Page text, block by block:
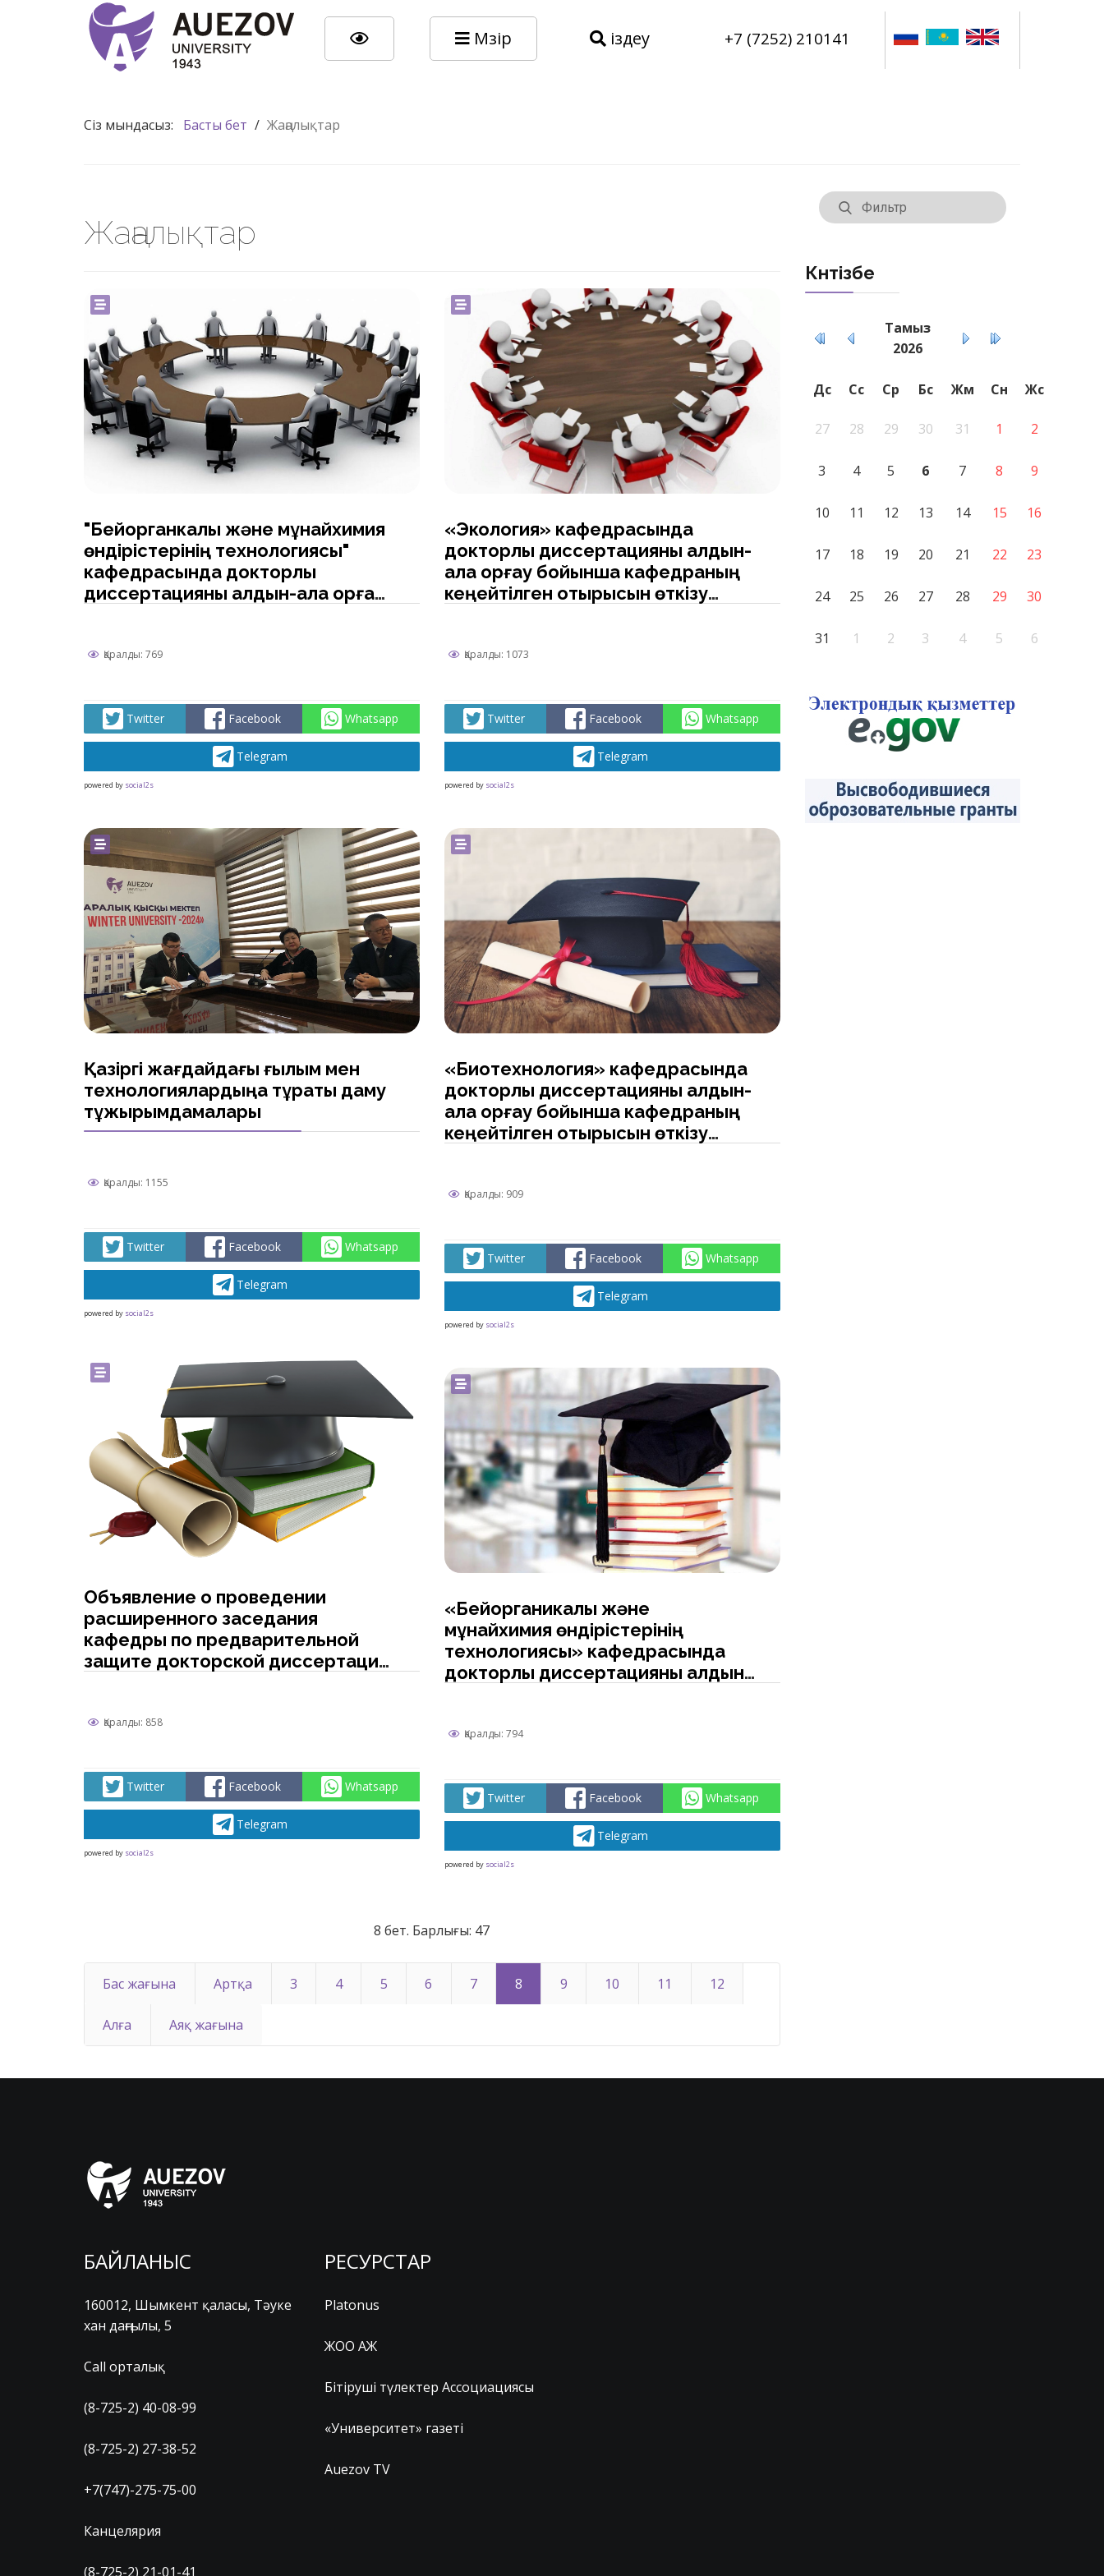
Мәзір іздеу +7 (7252) 210141
Сіз мындасыз: Басты бет / Жаңалықтар
Жаңалықтар
"Бейорганкалық және мұнайхимия
өндірістерінің технологиясы"
кафедрасында докторлық
диссертацияны алдын-ала қорғау
туралы хабарландыру
Қаралды: 769
Twitter Facebook Whatsapp
Telegram
powered by social2s
«Экология» кафедрасында
докторлық диссертацияны алдын-
ала қорғау бойынша кафедраның
кеңейтілген отырысын өткізу
Қаралды: 1073
Twitter Facebook Whatsapp
Telegram
powered by social2s
Қазіргі жағдайдағы ғылым мен
технологиялардыңa тұрақты даму
тұжырымдамалары
Қаралды: 1155
Twitter Facebook Whatsapp
Telegram
powered by social2s
«Биотехнология» кафедрасында
докторлық диссертацияны алдын-
ала қорғау бойынша кафедраның
кеңейтілген отырысын өткізу
Қаралды: 909
Twitter Facebook Whatsapp
Telegram
powered by social2s
Объявление о проведении
расширенного заседания
кафедры по предварительной
защите докторской диссертации
нефтехимических производств»
Қаралды: 858
Twitter Facebook Whatsapp
Telegram
powered by social2s
«Бейорганикалық және
мұнайхимия өндірістерінің
технологиясы» кафедрасында
докторлық диссертацияны алдын-
туралы хабарландыру
Қаралды: 794
Twitter Facebook Whatsapp
Telegram
powered by social2s
8 бет. Барлығы: 47
Бас жағына Артқа 3 4 5 6 7 8 9 10 11 12
Алға Аяқ жағына
Күнтізбе
Тамыз
2026
Дс Сс Ср Бс Жм Сн Жс
27 28 29 30 31 1 2
3 4 5 6 7 8 9
10 11 12 13 14 15 16
17 18 19 20 21 22 23
24 25 26 27 28 29 30
31 1 2 3 4 5 6
БАЙЛАНЫС
160012, Шымкент қаласы, Тәуке
хан даңғылы, 5
Call орталық
(8-725-2) 40-08-99
(8-725-2) 27-38-52
+7(747)-275-75-00
Канцелярия
(8-725-2) 21-01-41
РЕСУРСТАР
Platonus
ЖОО АЖ
Бітіруші түлектер Ассоциациясы
«Университет» газеті
Auezov TV